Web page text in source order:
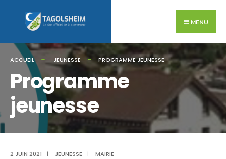
MENU
ACCUEIL JEUNESSE PROGRAMME JEUNESSE
Programme
jeunesse
2 JUIN 2021 | JEUNESSE | MAIRIE
for: